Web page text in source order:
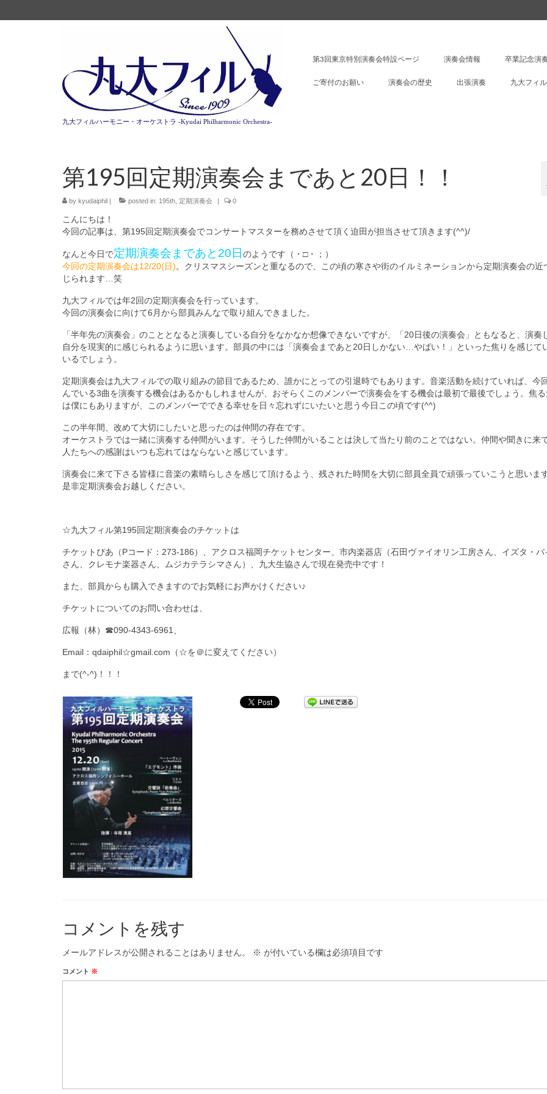
九大フィルハーモニー・オーケストラ -Kyudai Philharmonic Orchestra-
第3回東京特別演奏会特設ページ 演奏会情報 卒業記念演
ご寄付のお願い 演奏会の歴史 出張演奏 九大フィ
第195回定期演奏会まであと20日！！
by kyudaiphil | posted in: 195th 定期演奏会 | 0
こんにちは！
今回の記事は、 第195回定期演奏会でコンサートマスターを務めさせて頂く迫田が担当させて頂きます(^^)/
なんと今日で定期演奏会まであと20日のようです（・□・；）
今回の定期演奏会は12/20(日)。 クリスマスシーズンと重なるので、
この頃の寒さや街のイルミネーションから定期演奏会の近
じられます…笑
九大フィルでは年2回の定期演奏会を行っています。
今回の演奏会に向けて6月から部員みんなで取り組んできました。
「半年先の演奏会」 のこととなると演奏している自分をなかなか想像できないですが、 「20日後の演奏会」ともなると、 演奏
自分を現実的に感じられるように思います。 部員の中には「演奏会まであと20日しかない…やばい！」
といった焦りを感じて
いるでしょう。
定期演奏会は九大フィルでの取り組みの節目であるため、 誰かにとっての引退時でもあります。音楽活動を続けていれば、 今
んでいる3曲を演奏する機会はあるかもしれませんが、 おそらくこのメンバーで演奏会をする機会は最初で最後でしょう。 焦
は僕にもありますが、
このメンバーでできる幸せを日々忘れずにいたいと思う今日この頃です(^^)
この半年間、改めて大切にしたいと思ったのは仲間の存在です。
オーケストラでは一緒に演奏する仲間がいます。 そうした仲間がいることは決して当たり前のことではない。 仲間や聞きに来
人たちへの感謝はいつも忘れてはならないと感じています。
演奏会に来て下さる皆様に音楽の素晴らしさを感じて頂けるよう、 残された時間を大切に部員全員で頑張っていこうと思いま
是非定期演奏会お越しください。
☆九大フィル第195回定期演奏会のチケットは
チケットぴあ（Pコード：273-186）、アクロス福岡チケットセンター、市内楽器店（石田ヴァイオリン工房さん、イズタ・バ
さん、クレモナ楽器さん、ムジカテラシマさん）、九大生協さんで現在発売中です！
また、部員からも購入できますのでお気軽にお声かけください♪
チケットについてのお問い合わせは、
広報（林）☎090-4343-6961、
Email：qdaiphil☆gmail.com（☆を＠に変えてください）
まで(^-^)！！！
コメントを残す
メールアドレスが公開されることはありません。 ※ が付いている欄は必須項目です
コメント ※